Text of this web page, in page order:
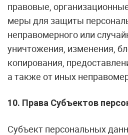
правовые,
меры для защиты
неправомерного или
уничтожения, изменения,
копирования,
а также от иных
10. Права Субъектов
Субъект персональных